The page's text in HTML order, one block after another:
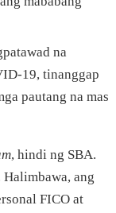
na
19, tinanggap
pautang na mas
, hindi ng SBA.
ang
FICO at